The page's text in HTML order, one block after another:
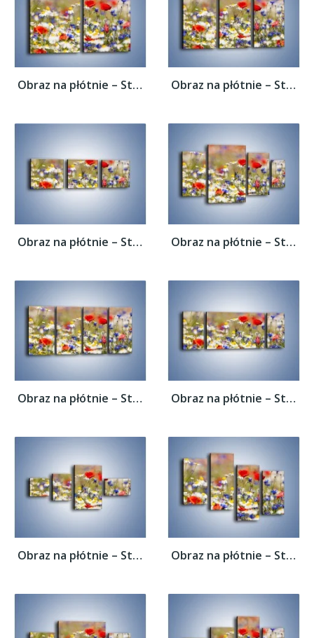
Obraz na płótnie – Stokrotki w innym... Obraz na płótnie – Stokrotki w innym...
Obraz na płótnie – Stokrotki w innym... Obraz na płótnie – Stokrotki w innym...
Obraz na płótnie – Stokrotki w innym... Obraz na płótnie – Stokrotki w innym...
Obraz na płótnie – Stokrotki w innym... Obraz na płótnie – Stokrotki w innym...